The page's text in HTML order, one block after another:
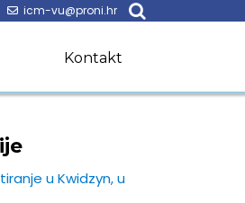
icm-vu@proni.hr
Kontakt
u Kwidzyn, u